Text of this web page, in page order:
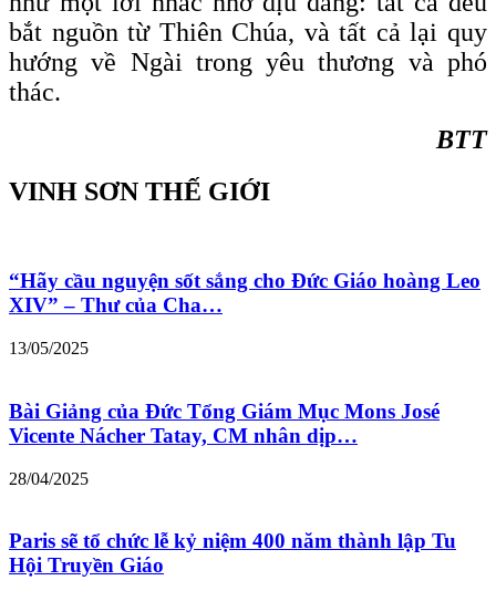
bắt nguồn từ Thiên Chúa, và tất cả lại quy
hướng về Ngài trong yêu thương và phó
thác.
BTT
VINH SƠN THẾ GIỚI
“Hãy cầu nguyện sốt sắng cho Đức Giáo hoàng Leo
XIV” – Thư của Cha…
13/05/2025
Bài Giảng của Đức Tổng Giám Mục Mons José
Vicente Nácher Tatay, CM nhân dịp…
28/04/2025
Paris sẽ tổ chức lễ kỷ niệm 400 năm thành lập Tu
Hội Truyền Giáo